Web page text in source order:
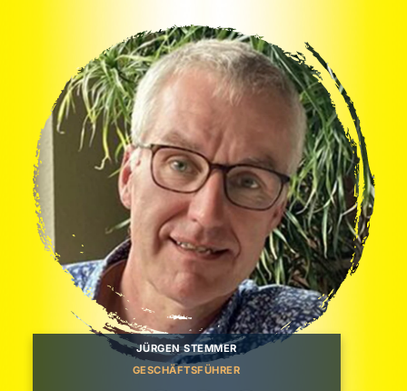
JÜRGEN STEMMER
GESCHÄFTSFÜHRER